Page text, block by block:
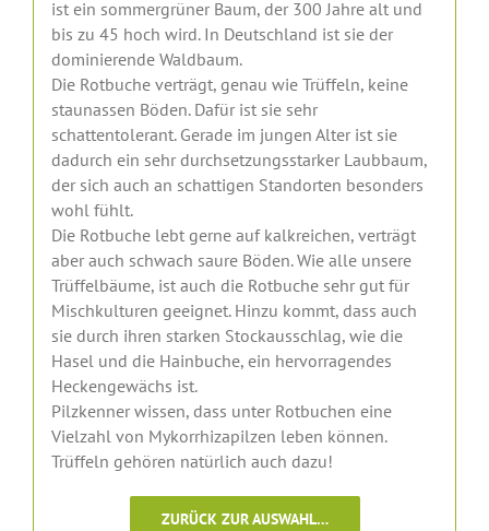
ist ein sommergrüner Baum, der 300 Jahre alt und
bis zu 45 hoch wird. In Deutschland ist sie der
dominierende Waldbaum.
Die Rotbuche verträgt, genau wie Trüffeln, keine
staunassen Böden. Dafür ist sie sehr
schattentolerant. Gerade im jungen Alter ist sie
dadurch ein sehr durchsetzungsstarker Laubbaum,
der sich auch an schattigen Standorten besonders
wohl fühlt.
Die Rotbuche lebt gerne auf kalkreichen, verträgt
aber auch schwach saure Böden. Wie alle unsere
Trüffelbäume, ist auch die Rotbuche sehr gut für
Mischkulturen geeignet. Hinzu kommt, dass auch
sie durch ihren starken Stockausschlag, wie die
Hasel und die Hainbuche, ein hervorragendes
Heckengewächs ist.
Pilzkenner wissen, dass unter Rotbuchen eine
Vielzahl von Mykorrhizapilzen leben können.
Trüffeln gehören natürlich auch dazu!
ZURÜCK ZUR AUSWAHL…